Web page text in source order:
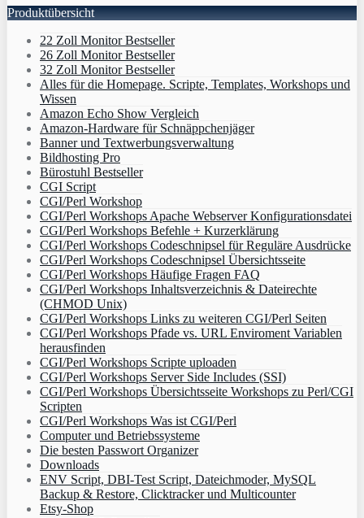
Produktübersicht
22 Zoll Monitor Bestseller
26 Zoll Monitor Bestseller
32 Zoll Monitor Bestseller
Alles für die Homepage. Scripte, Templates, Workshops und
Wissen
Amazon Echo Show Vergleich
Amazon-Hardware für Schnäppchenjäger
Banner und Textwerbungsverwaltung
Bildhosting Pro
Bürostuhl Bestseller
CGI Script
CGI/Perl Workshop
CGI/Perl Workshops Apache Webserver Konfigurationsdatei
CGI/Perl Workshops Befehle + Kurzerklärung
CGI/Perl Workshops Codeschnipsel für Reguläre Ausdrücke
CGI/Perl Workshops Codeschnipsel Übersichtsseite
CGI/Perl Workshops Häufige Fragen FAQ
CGI/Perl Workshops Inhaltsverzeichnis & Dateirechte
(CHMOD Unix)
CGI/Perl Workshops Links zu weiteren CGI/Perl Seiten
CGI/Perl Workshops Pfade vs. URL Enviroment Variablen
herausfinden
CGI/Perl Workshops Scripte uploaden
CGI/Perl Workshops Server Side Includes (SSI)
CGI/Perl Workshops Übersichtsseite Workshops zu Perl/CGI
Scripten
CGI/Perl Workshops Was ist CGI/Perl
Computer und Betriebssysteme
Die besten Passwort Organizer
Downloads
ENV Script, DBI-Test Script, Dateichmoder, MySQL
Backup & Restore, Clicktracker und Multicounter
Etsy-Shop